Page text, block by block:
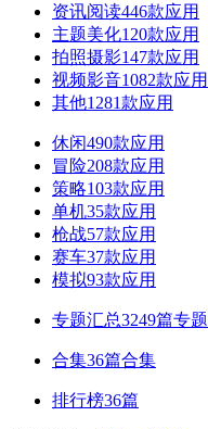
资讯阅读446款应用
主题美化120款应用
拍照摄影147款应用
视频影音1082款应用
其他1281款应用
休闲490款应用
冒险208款应用
策略103款应用
单机35款应用
枪战57款应用
赛车37款应用
模拟93款应用
专题汇总3249篇专题
合集36篇合集
排行榜36篇